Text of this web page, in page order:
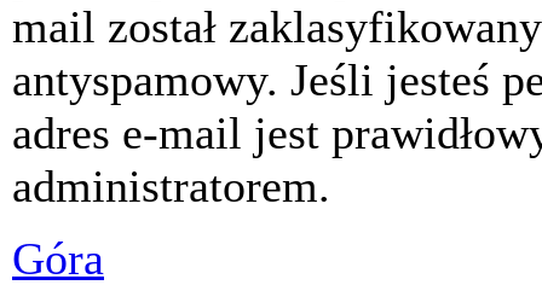
mail został
antyspamowy. Jeśli jesteś
adres e-mail jest
administratorem.
Góra